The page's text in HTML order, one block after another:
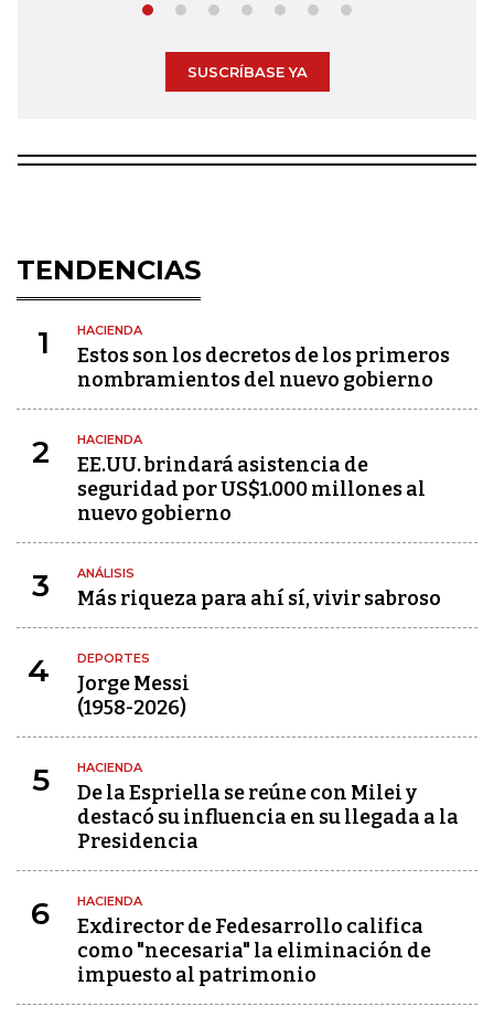
SUSCRÍBASE YA
TENDENCIAS
1 HACIENDA
Estos son los decretos de los primeros
nombramientos del nuevo gobierno
2 HACIENDA
EE.UU. brindará asistencia de
seguridad por US$1.000 millones al
nuevo gobierno
3 ANÁLISIS
Más riqueza para ahí sí, vivir sabroso
4 DEPORTES
Jorge Messi
(1958-2026)
5 HACIENDA
De la Espriella se reúne con Milei y
destacó su influencia en su llegada a la
Presidencia
6 HACIENDA
Exdirector de Fedesarrollo califica
como "necesaria" la eliminación de
impuesto al patrimonio